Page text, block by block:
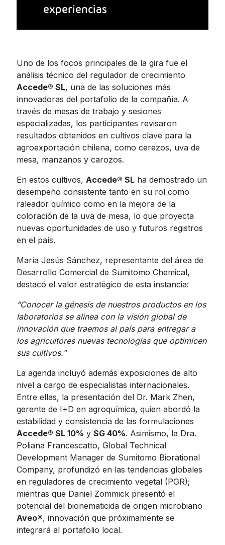
experiencias
Uno de los focos principales de la gira fue el
análisis técnico del regulador de crecimiento
Accede® SL, una de las soluciones más
innovadoras del portafolio de la compañía. A
través de mesas de trabajo y sesiones
especializadas, los participantes revisaron
resultados obtenidos en cultivos clave para la
agroexportación chilena, como cerezos, uva de
mesa, manzanos y carozos.
En estos cultivos, Accede® SLha demostrado un
desempeño consistente tanto en su rol como
raleador químico como en la mejora de la
coloración de la uva de mesa, lo que proyecta
nuevas oportunidades de uso y futuros registros
en el país.
María Jesús Sánchez, representante del área de
Desarrollo Comercial de Sumitomo Chemical,
destacó el valor estratégico de esta instancia:
“Conocer la génesis de nuestros productos en los
laboratorios se alinea con la visión global de
innovación que traemos al país para entregar a
los agricultores nuevas tecnologías que optimicen
sus cultivos.”
La agenda incluyó además exposiciones de alto
nivel a cargo de especialistas internacionales.
Entre ellas, la presentación del Dr. Mark Zhen,
gerente de I+D en agroquímica, quien abordó la
estabilidad y consistencia de las formulaciones
Accede® SL 10% y SG 40%. Asimismo, la Dra.
Poliana Francescatto, Global Technical
Development Manager de Sumitomo Biorational
Company, profundizó en las tendencias globales
en reguladores de crecimiento vegetal (PGR);
mientras que Daniel Zommick presentó el
potencial del bionematicida de origen microbiano
Aveo®, innovación que próximamente se
integrará al portafolio local.